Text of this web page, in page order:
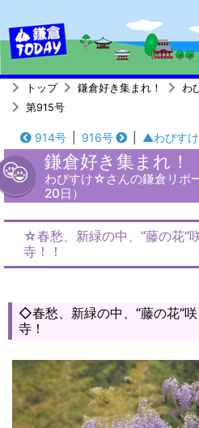
トップ 鎌倉好き集まれ！
わ
第915号
914号 916号 ▲わびす
鎌倉好き集まれ！
わびすけ☆さんの鎌倉リポ
20日）
☆春愁、新緑の中、”藤の花”
寺！！
◇春愁、新緑の中、”藤の花”
寺！